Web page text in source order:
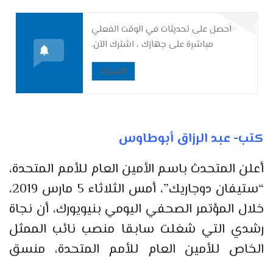
احصل على تحديثات في الوقت الفعلي
مباشرة على جهازك ، اشترك الآن.
الاشتراك
كتب- عبد الرزاق أبوطاوس
أعلن المتحدث باسم الأمين العام للأمم المتحدة،
“ستيفان دوجاريك”، أمس الثلاثاء 5 مارس 2019،
خلال المؤتمر الصحفي اليومي بنيويورك، أن نجاة
رشدي التي شغلت سابقا منصب نائب الممثل
الخاص للأمين العام للأمم المتحدة، منسق